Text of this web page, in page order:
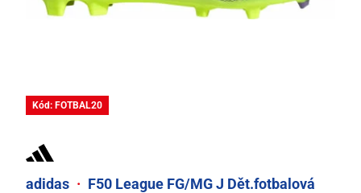
Kód: FOTBAL20
adidas · F50 League FG/MG J Dět.fotbalová